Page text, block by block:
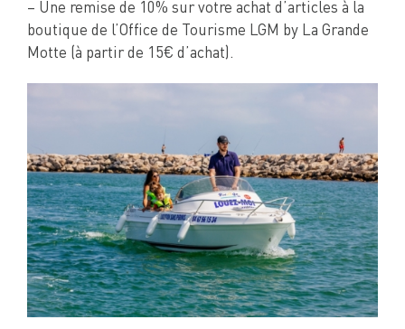
– Une remise de 10% sur votre achat d’articles à la
boutique de l’Office de Tourisme LGM by La Grande
Motte (à partir de 15€ d’achat).